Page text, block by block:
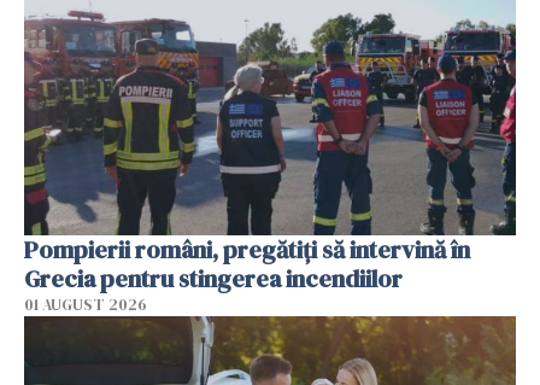
Pompierii români, pregătiţi să intervină în
Grecia pentru stingerea incendiilor
01 AUGUST 2026